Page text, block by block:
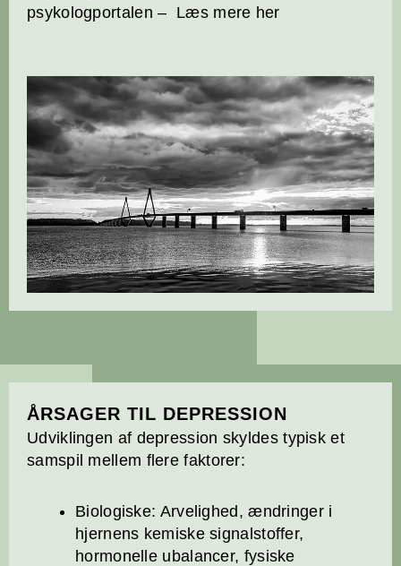
psykologportalen – Læs mere her
ÅRSAGER TIL DEPRESSION
Udviklingen af depression skyldes typisk et
samspil mellem flere faktorer:
Biologiske: Arvelighed, ændringer i
hjernens kemiske signalstoffer,
hormonelle ubalancer, fysiske